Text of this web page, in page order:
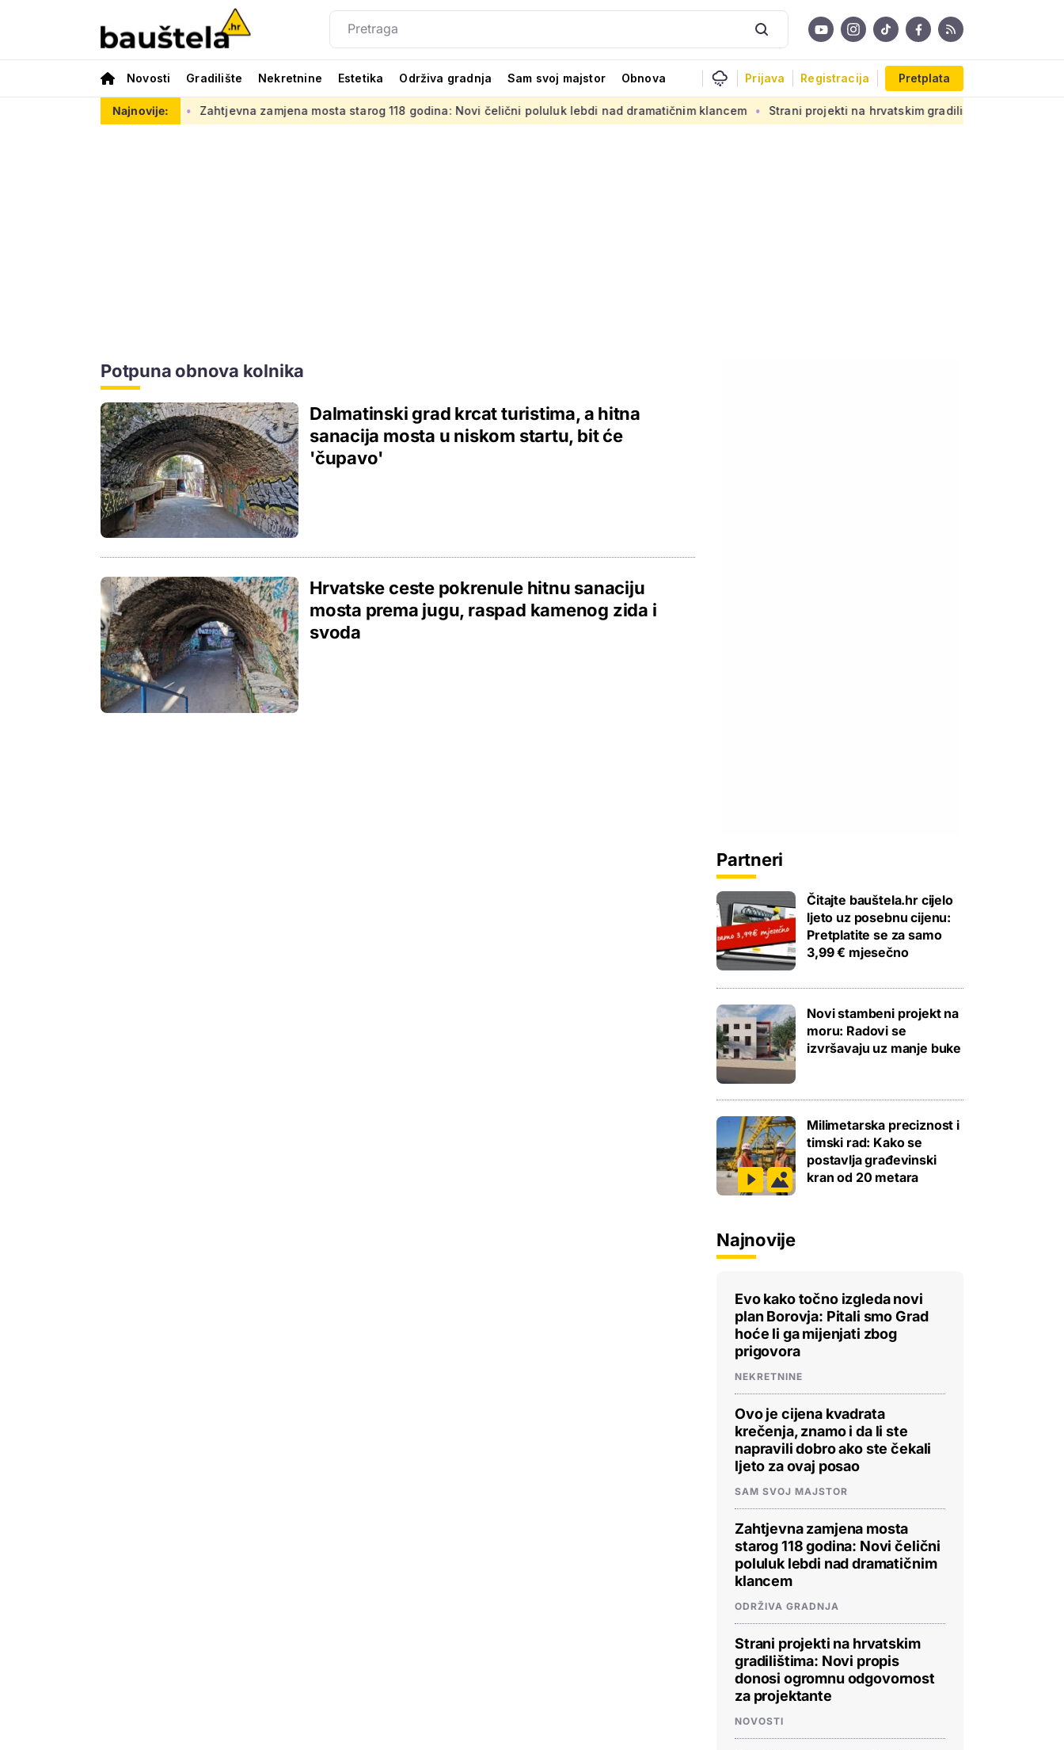
Novosti Gradilište Nekretnine Estetika Održiva gradnja Sam svoj majstor Obnova Prijava Registracija Pretplata
Najnovije:
Zahtjevna zamjena mosta starog 118 godina: Novi čelični poluluk lebdi nad dramatičnim klancem Strani projekti na hrvatskim gradilištima: Novi propis donosi
Potpuna obnova kolnika
Dalmatinski grad krcat turistima, a hitna
sanacija mosta u niskom startu, bit će
'čupavo'
Hrvatske ceste pokrenule hitnu sanaciju
mosta prema jugu, raspad kamenog zida i
svoda
Partneri
Čitajte bauštela.hr cijelo
ljeto uz posebnu cijenu:
Pretplatite se za samo
3,99 € mjesečno
Novi stambeni projekt na
moru: Radovi se
izvršavaju uz manje buke
Milimetarska preciznost i
timski rad: Kako se
postavlja građevinski
kran od 20 metara
Najnovije
Evo kako točno izgleda novi
plan Borovja: Pitali smo Grad
hoće li ga mijenjati zbog
prigovora
NEKRETNINE
Ovo je cijena kvadrata
krečenja, znamo i da li ste
napravili dobro ako ste čekali
ljeto za ovaj posao
SAM SVOJ MAJSTOR
Zahtjevna zamjena mosta
starog 118 godina: Novi čelični
poluluk lebdi nad dramatičnim
klancem
ODRŽIVA GRADNJA
Strani projekti na hrvatskim
gradilištima: Novi propis
donosi ogromnu odgovornost
za projektante
NOVOSTI